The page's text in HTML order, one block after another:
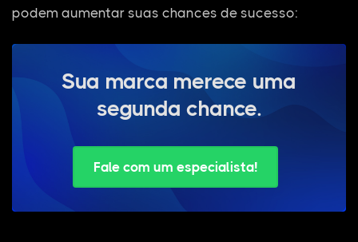
podem aumentar suas chances de sucesso:
Sua marca merece uma
segunda chance.
Fale com um especialista!